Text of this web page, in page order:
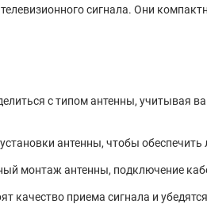
сигнала. Они
с типом антенны, учитывая
антенны, чтобы
монтаж антенны, подключение
качество приема сигнала и